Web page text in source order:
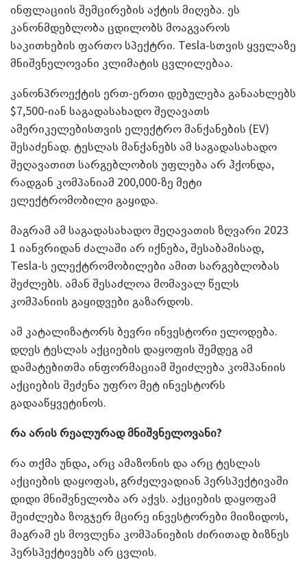
ინფლაციის შემცირების აქტის მიღება. ეს
კანონმდებლობა ცდილობს მოაგვაროს
საკითხების ფართო სპექტრი. Tesla-სთვის ყველაზე
მნიშვნელოვანი კლიმატის ცვლილებაა.
კანონპროექტის ერთ-ერთი დებულება განაახლებს
$7,500-იან საგადასახადო შეღავათს
ამერიკელებისთვის ელექტრო მანქანების (EV)
შესაძენად. ტესლას მანქანებს ამ საგადასახადო
შეღავათით სარგებლობის უფლება არ ჰქონდა,
რადგან კომპანიამ 200,000-ზე მეტი
ელექტრომობილი გაყიდა.
მაგრამ ამ საგადასახადო შეღავათის ზღვარი 2023
1 იანვრიდან ძალაში არ იქნება, შესაბამისად,
Tesla-ს ელექტრომობილები ამით სარგებლობას
შეძლებს. ამან შესაძლოა მომავალ წელს
კომპანიის გაყიდვები გაზარდოს.
ამ კატალიზატორს ბევრი ინვესტორი ელოდება.
დღეს ტესლას აქციების დაყოფის შემდეგ ამ
დამატებითმა ინფორმაციამ შეიძლება კომპანიის
აქციების შეძენა უფრო მეტ ინვესტორს
გადააწყვეტინოს.
რა არის რეალურად მნიშვნელოვანი?
რა თქმა უნდა, არც ამაზონის და არც ტესლას
აქციების დაყოფას, გრძელვადიან პერსპექტივაში
დიდი მნიშვნელობა არ აქვს. აქციების დაყოფამ
შეიძლება ზოგჯერ მცირე ინვესტორები მიიზიდოს,
მაგრამ ეს მოვლენა კომპანიების ძირითად ბიზნეს
პერსპექტივებს არ ცვლის.